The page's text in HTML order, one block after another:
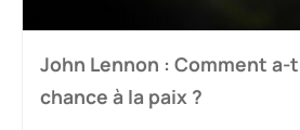
John Lennon : Comment a-
chance à la paix ?